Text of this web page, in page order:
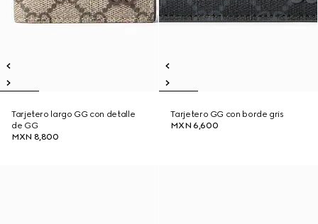
Tarjetero largo GG con detalle
de GG
MXN 8,800
Tarjetero GG con borde gris
MXN 6,600